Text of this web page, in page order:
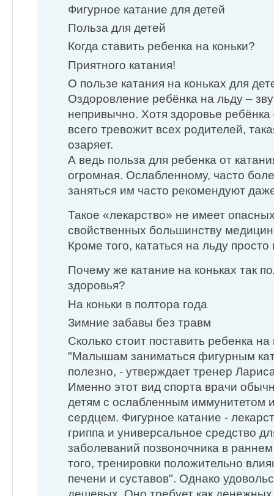
Фигурное катание для детей
Польза для детей
Когда ставить ребенка на коньки?
Приятного катания!
О пользе катания на коньках для
Оздоровление ребёнка на льду –
непривычно. Хотя здоровье
всего тревожит всех родителей,
озаряет.
А ведь польза для ребенка от
огромная. Ослабленному, часто
заняться им часто рекомендуют
Такое «лекарство» не имеет
свойственных большинству
Кроме того, кататься на льду
Почему же катание на коньках так
здоровья?
На коньки в полтора года
Зимние забавы без травм
Сколько стоит поставить ребенка на
"Малышам заниматься фигурным
полезно, - утверждает тренер
Именно этот вид спорта врачи
детям с ослабленным иммунитетом
сердцем. Фигурное катание -
гриппа и универсальное средство
заболеваний позвоночника в
того, тренировки положительно
печени и суставов". Однако